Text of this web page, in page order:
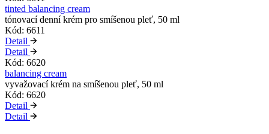
tinted balancing cream
tónovací denní krém pro smíšenou pleť, 50 ml
Kód: 6611
Detail
Detail
Kód: 6620
balancing cream
vyvažovací krém na smíšenou pleť, 50 ml
Kód: 6620
Detail
Detail